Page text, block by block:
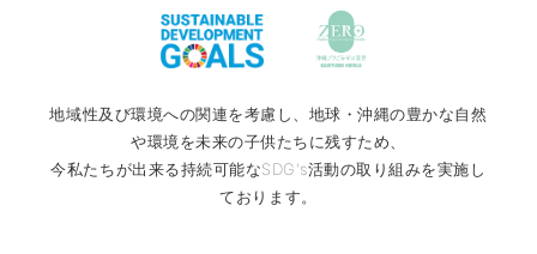
地域性及び環境への関連を考慮し、地球・沖縄の豊かな自然
や環境を未来の子供たちに残すため、
今私たちが出来る持続可能なSDG's活動の取り組みを実施し
ております。